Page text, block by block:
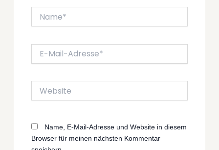
Mail-
Name, E-Mail-Adresse und Website in diesem
Browser für meinen nächsten Kommentar